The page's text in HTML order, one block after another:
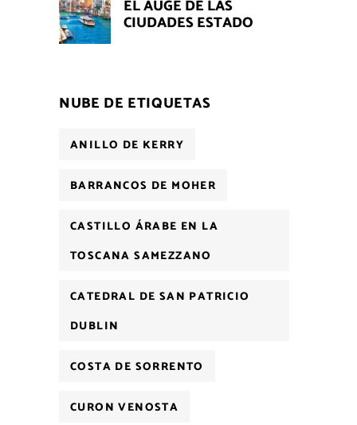
EL AUGE DE LAS
CIUDADES ESTADO
NUBE DE ETIQUETAS
ANILLO DE KERRY
BARRANCOS DE MOHER
CASTILLO ÁRABE EN LA
TOSCANA SAMEZZANO
CATEDRAL DE SAN PATRICIO
DUBLIN
COSTA DE SORRENTO
CURON VENOSTA